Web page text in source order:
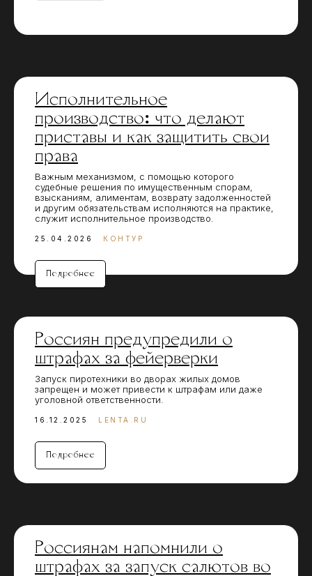
Исполнительное
производство: что делают
приставы и как защитить свои
права
Важным механизмом, с помощью которого
судебные решения по имущественным спорам,
взысканиям, алиментам, возврату задолженностей
и другим обязательствам исполняются на практике,
служит исполнительное производство.
25.04.2026 КОНТУР
Подробнее
Россиян предупредили о
штрафах за фейерверки
Запуск пиротехники во дворах жилых домов
запрещен и может привести к штрафам или даже
уголовной ответственности.
16.12.2025 LENTA.RU
Подробнее
Россиянам напомнили о
штрафах за запуск салютов во